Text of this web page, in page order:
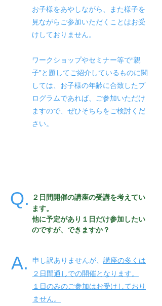
お子様をあやしながら、また様子を
見ながらご参加いただくことはお受
けしておりません。
ワークショップやセミナー等で“親
子”と題してご紹介しているものに関
しては、お子様の年齢に合致したプ
ログラムであれば、ご参加いただけ
ますので、​​ぜひそちらをご検討くだ
さい。
Q. ２日間開催の講座の受講を考えてい
ます。
​他に予定があり１日だけ参加したい
のですが、できますか？
A. 申し訳ありませんが、 講座の多くは
２日間通しでの開催となります。
１日のみのご参加はお受けしており
ません。